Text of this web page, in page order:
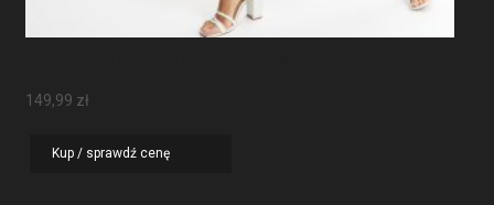
149,99 zł
Kup / sprawdź cenę